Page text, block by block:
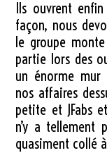
Ils ouvrent
façon, nous
le groupe
partie lors des
un énorme mur
nos affaires
petite et JFabs
n’y a tellement
quasiment collé